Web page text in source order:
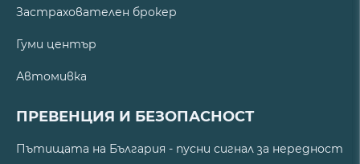
Застрахователен брокер
Гуми център
Автомивка
ПРЕВЕНЦИЯ И БЕЗОПАСНОСТ
Пътищата на България - пусни сигнал за нередност